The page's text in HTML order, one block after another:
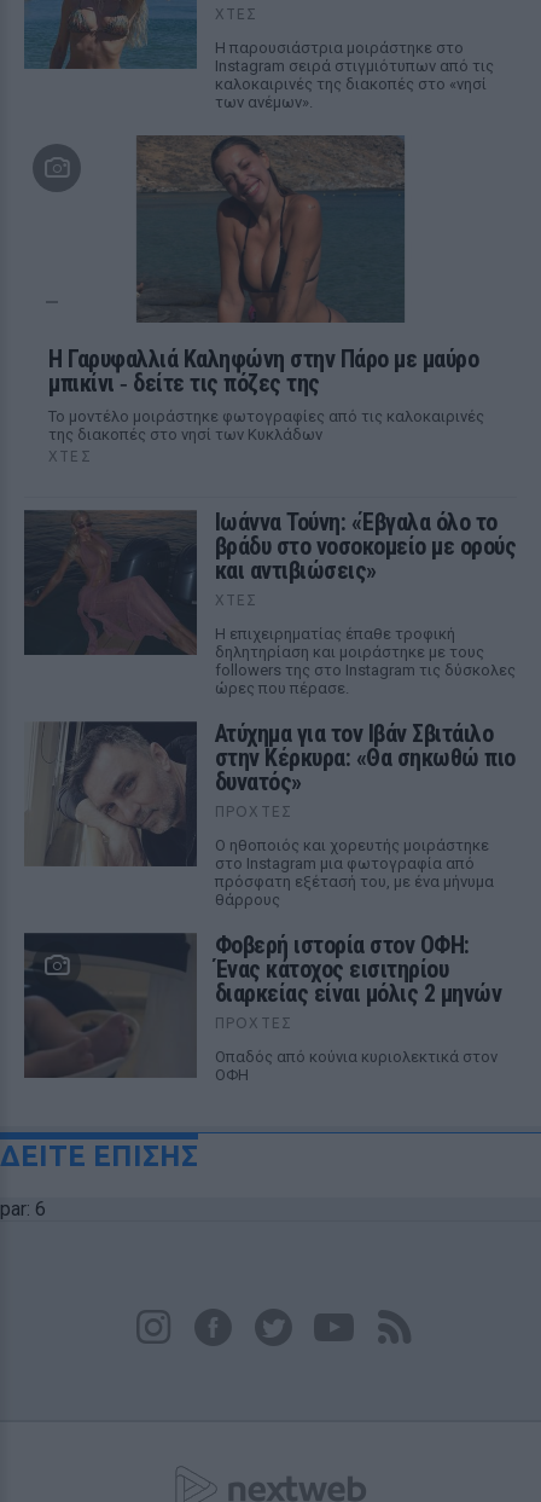
ΧΤΕΣ
Η παρουσιάστρια μοιράστηκε στο
Instagram σειρά στιγμιότυπων από τις
καλοκαιρινές της διακοπές στο «νησί
των ανέμων».
Η Γαρυφαλλιά Καληφώνη στην Πάρο με μαύρο
μπικίνι ‑ δείτε τις πόζες της
Το μοντέλο μοιράστηκε φωτογραφίες από τις καλοκαιρινές
της διακοπές στο νησί των Κυκλάδων
ΧΤΕΣ
Ιωάννα Τούνη: «Έβγαλα όλο το
βράδυ στο νοσοκομείο με ορούς
και αντιβιώσεις»
ΧΤΕΣ
Η επιχειρηματίας έπαθε τροφική
δηλητηρίαση και μοιράστηκε με τους
followers της στο Instagram τις δύσκολες
ώρες που πέρασε.
Ατύχημα για τον Ιβάν Σβιτάιλο
στην Κέρκυρα: «Θα σηκωθώ πιο
δυνατός»
ΠΡΟΧΤΈΣ
Ο ηθοποιός και χορευτής μοιράστηκε
στο Instagram μια φωτογραφία από
πρόσφατη εξέτασή του, με ένα μήνυμα
θάρρους
Φοβερή ιστορία στον ΟΦΗ:
Ένας κάτοχος εισιτηρίου
διαρκείας είναι μόλις 2 μηνών
ΠΡΟΧΤΈΣ
Οπαδός από κούνια κυριολεκτικά στον
ΟΦΗ
ΔΕΙΤΕ ΕΠΙΣΗΣ
par: 6